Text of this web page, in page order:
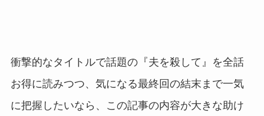
衝撃的なタイトルで話題の『夫を殺して』を全話
お得に読みつつ、気になる最終回の結末まで一気
に把握したいなら、この記事の内容が大きな助け